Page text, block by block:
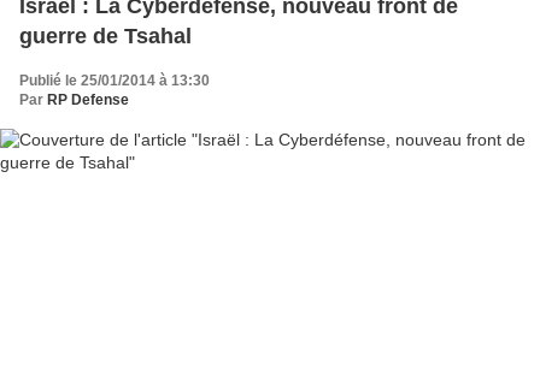
Israël : La Cyberdéfense, nouveau front de
guerre de Tsahal
Publié le 25/01/2014 à 13:30
Par RP Defense